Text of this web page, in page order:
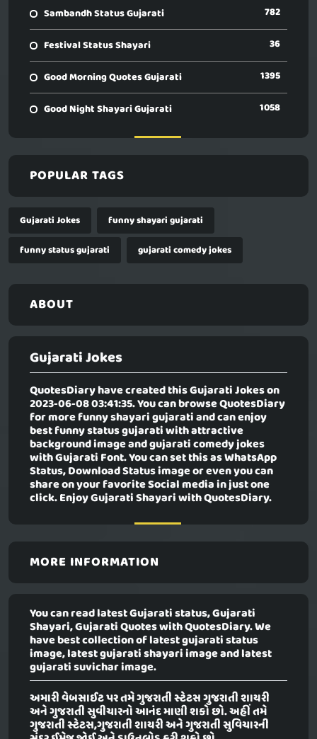
Sambandh Status Gujarati 782
Festival Status Shayari 36
Good Morning Quotes Gujarati 1395
Good Night Shayari Gujarati 1058
POPULAR TAGS
Gujarati Jokes
funny shayari gujarati
funny status gujarati
gujarati comedy jokes
ABOUT
Gujarati Jokes
QuotesDiary have created thisGujarati Jokeson
2023-06-08 03:41:35. You can browse QuotesDiary
for more funny shayari gujarati and can enjoy
best funny status gujarati with attractive
background image and gujarati comedy jokes
with Gujarati Font. You can set this as WhatsApp
Status, Download Status image or even you can
share on your favorite Social media in just one
click. Enjoy Gujarati Shayari with QuotesDiary.
MORE INFORMATION
You can read latest Gujarati status, Gujarati
Shayari, Gujarati Quotes with QuotesDiary. We
have best collection of latest gujarati status
image, latest gujarati shayari image and latest
gujarati suvichar image.
અમારી વેબસાઈટ પર તમે ગુજરાતી સ્ટેટસ ગુજરાતી શાયરી
અને ગુજરાતી સુવીચારનો આનંદ માણી શકો છો. અહીં તમે
ગુજરાતી સ્ટેટસ,ગુજરાતી શાયરી અને ગુજરાતી સુવિચારની